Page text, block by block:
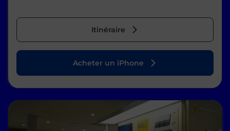
Itinéraire
Acheter un iPhone